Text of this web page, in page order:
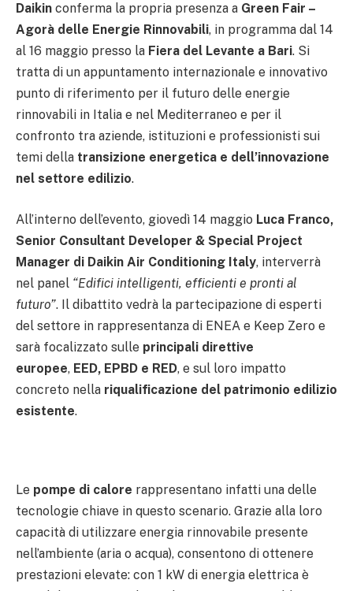
Daikin conferma la propria presenza a Green Fair –
Agorà delle Energie Rinnovabili, in programma dal 14
al 16 maggio presso la Fiera del Levante a Bari. Si
tratta di un appuntamento internazionale e innovativo
punto di riferimento per il futuro delle energie
rinnovabili in Italia e nel Mediterraneo e per il
confronto tra aziende, istituzioni e professionisti sui
temi della transizione energetica e dell’innovazione
nel settore edilizio.
All’interno dell’evento, giovedì 14 maggio Luca Franco,
Senior Consultant Developer & Special Project
Manager di Daikin Air Conditioning Italy, interverrà
nel panel “Edifici intelligenti, efficienti e pronti al
futuro”. Il dibattito vedrà la partecipazione di esperti
del settore in rappresentanza di ENEA e Keep Zero e
sarà focalizzato sulle principali direttive
europee, EED, EPBD e RED, e sul loro impatto
concreto nella riqualificazione del patrimonio edilizio
esistente.
Le pompe di calore rappresentano infatti una delle
tecnologie chiave in questo scenario. Grazie alla loro
capacità di utilizzare energia rinnovabile presente
nell’ambiente (aria o acqua), consentono di ottenere
prestazioni elevate: con 1 kW di energia elettrica è